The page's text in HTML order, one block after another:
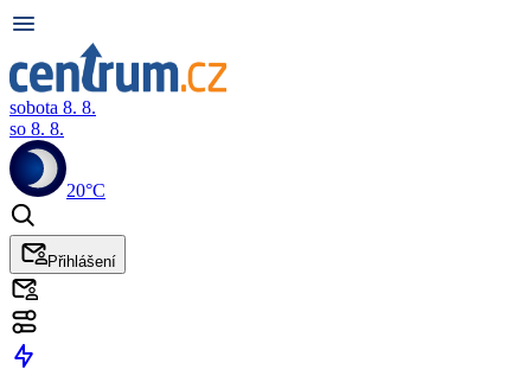
sobota 8. 8.
so 8. 8.
20°C
Přihlášení